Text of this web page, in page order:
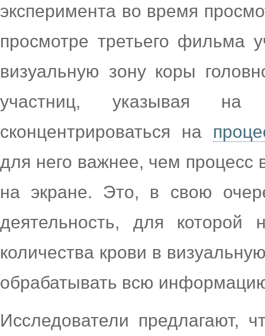
эксперимента во время
просмотре третьего фильма
визуальную зону коры
участниц, указывая
сконцентрироваться на
для него важнее, чем процесс
на экране. Это, в свою
деятельность, для которой
количества крови в
обрабатывать всю
Исследователи предлагают,